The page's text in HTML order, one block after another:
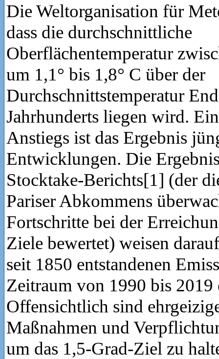
Die Weltorganisation für
dass die durchschnittliche
Oberflächentemperatur
um 1,1° bis 1,8° C über der
Durchschnittstemperatur
Jahrhunderts liegen wird.
Anstiegs ist das Ergebnis
Entwicklungen. Die
Stocktake-Berichts[1] (der
Pariser Abkommens
Fortschritte bei der
Ziele bewertet) weisen
seit 1850 entstandenen
Zeitraum von 1990 bis 2019
Offensichtlich sind
Maßnahmen und
um das 1,5-Grad-Ziel zu